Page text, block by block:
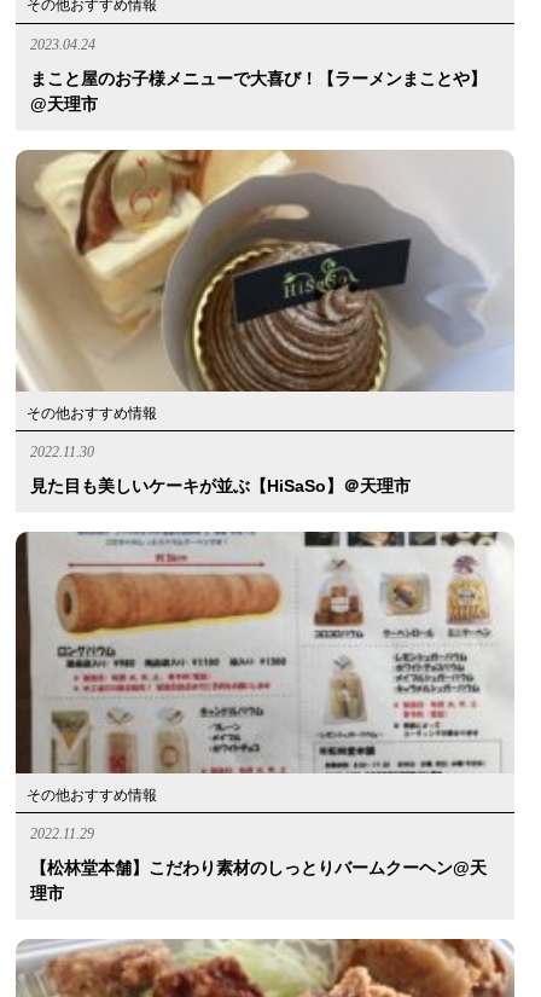
その他おすすめ情報
2023.04.24
まこと屋のお子様メニューで大喜び！【ラーメンまことや】
@天理市
その他おすすめ情報
2022.11.30
見た目も美しいケーキが並ぶ【HiSaSo】＠天理市
その他おすすめ情報
2022.11.29
【松林堂本舗】こだわり素材のしっとりバームクーヘン@天
理市